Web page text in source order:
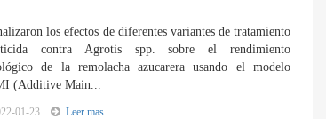
los efectos de diferentes variantes de tratamiento
contra Agrotis spp. sobre el rendimiento
de la remolacha azucarera usando el modelo
(Additive Main...
01-23 Leer mas...